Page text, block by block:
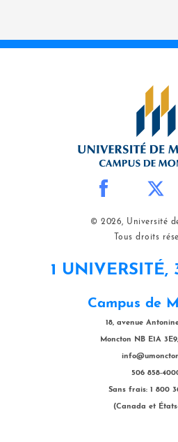
© 2026, Université
Tous droits
1 UNIVERSITÉ,
Campus de
18, avenue
Moncton NB E1A
506 858-
Sans frais: 1 800
(Canada et